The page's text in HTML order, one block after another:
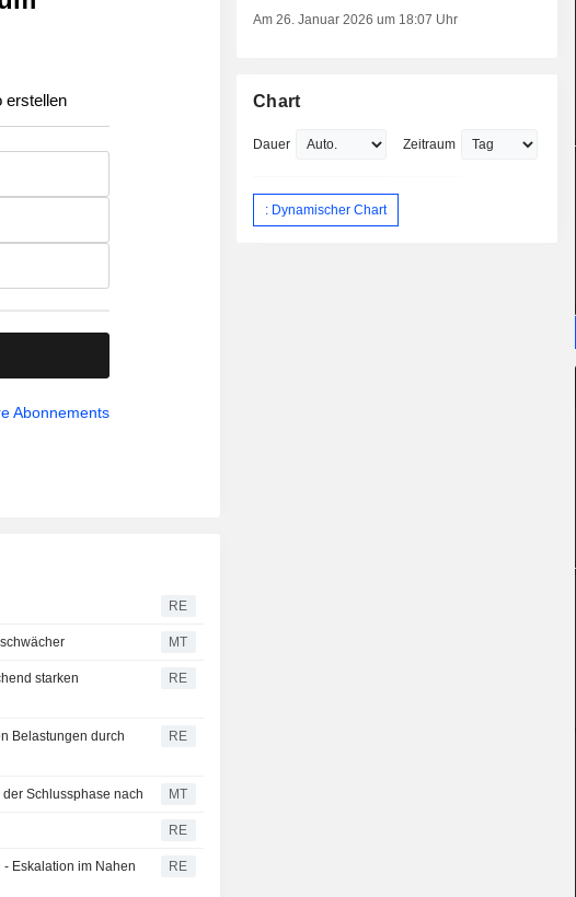
erstellen
Abonnements
RE
MT
starken
RE
Belastungen durch
RE
Schlussphase nach MT
RE
Eskalation im Nahen
RE
Am 26. Januar 2026 um 18:07 Uhr
Chart
Dauer Zeitraum
: Dynamischer Chart